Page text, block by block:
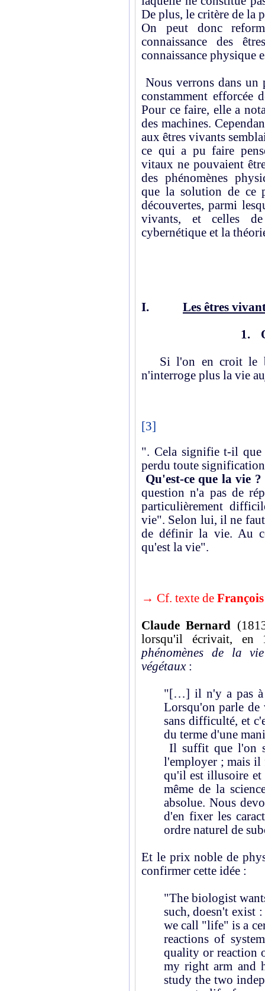
De plus, le critère de la
On peut donc
connaissance des
connaissance physique
Nous verrons dans un
constamment efforcée
Pour ce faire, elle a
des machines.
aux êtres vivants
ce qui a pu faire
vitaux ne pouvaient
des phénomènes
que la solution de ce
découvertes, parmi
vivants, et celles
cybernétique et la
I. Les êtres
1.
Si l'on en croit le
n'interroge plus la vie
[3]
". Cela signifie t-il que
perdu toute
Qu'est-ce que la vie ?
question n'a pas de
particulièrement
vie". Selon lui, il ne
de définir la vie. Au
qu'est la vie".
→ Cf. texte de
Claude Bernard
lorsqu'il écrivait, en
phénomènes de la
végétaux :
"[…] il n'y a pas à
Lorsqu'on parle de
sans difficulté, et
du terme d'une
Il suffit que l'on
l'employer ; mais il
qu'il est illusoire et
même de la
absolue. Nous
d'en fixer les
ordre naturel de
Et le prix noble de
confirmer cette idée :
"The biologist
such, doesn't exist
we call "life" is a
reactions of
quality or reaction
my right arm and
study the two